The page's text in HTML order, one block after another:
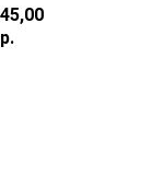
45,00
р.